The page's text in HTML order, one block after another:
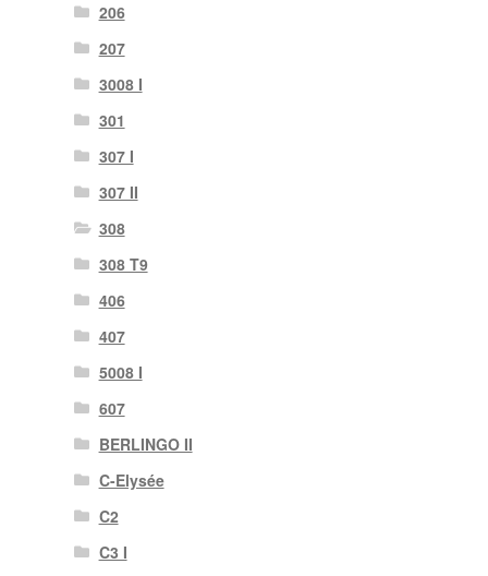
206
207
3008 I
301
307 I
307 II
308
308 T9
406
407
5008 I
607
BERLINGO II
C-Elysée
C2
C3 I